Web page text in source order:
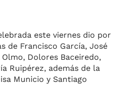
este viernes dio por
de Francisco García, José
Dolores Baceiredo,
Ruipérez, además de la
Municio y Santiago